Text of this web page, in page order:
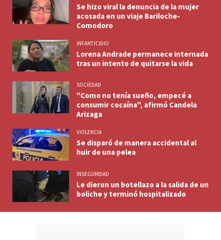
Se hizo viral la denuncia de la mujer
acosada en un viaje Bariloche-
Comodoro
INFANTICIDIO
Lorena Andrade permanece internada
tras un intento de quitarse la vida
SOCIEDAD
"Como no tenía sueño, empecé a
consumir cocaína", afirmó Candela
Arizaga
VIOLENCIA
Se disparó de manera accidental al
huir de una pelea
INSEGURIDAD
Le dieron un botellazo a la salida de un
boliche y terminó hospitalizado